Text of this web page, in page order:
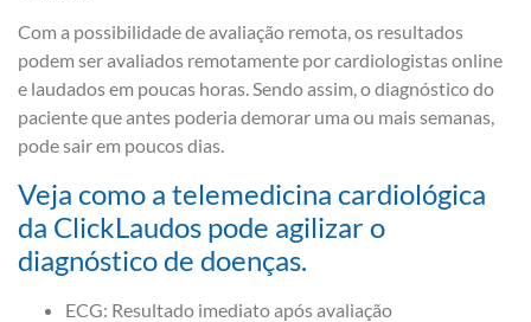
Com a possibilidade de avaliação remota, os resultados
podem ser avaliados remotamente por cardiologistas online
e laudados em poucas horas. Sendo assim, o diagnóstico do
paciente que antes poderia demorar uma ou mais semanas,
pode sair em poucos dias.
Veja como a telemedicina cardiológica
da ClickLaudos pode agilizar o
diagnóstico de doenças.
ECG: Resultado imediato após avaliação